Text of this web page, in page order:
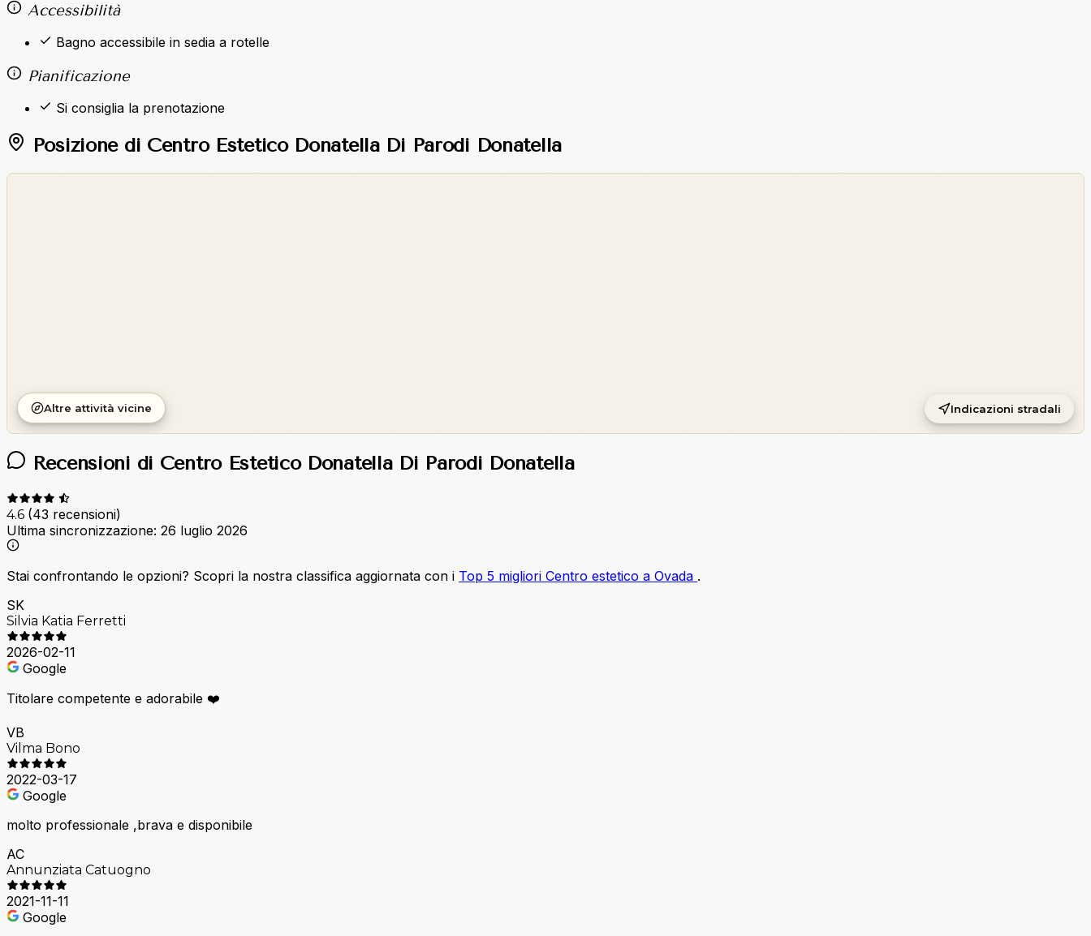
Accessibilità
Bagno accessibile in sedia a rotelle
Pianificazione
Si consiglia la prenotazione
Posizione di Centro Estetico Donatella Di Parodi Donatella
Altre attività vicine Indicazioni stradali
Recensioni di Centro Estetico Donatella Di Parodi Donatella
4.6 (43 recensioni)
Ultima sincronizzazione: 26 luglio 2026
Stai confrontando le opzioni? Scopri la nostra classifica aggiornata con i Top 5 migliori Centro estetico a Ovada .
SK
Silvia Katia Ferretti
2026-02-11
Google
Titolare competente e adorabile ❤️
VB
Vilma Bono
2022-03-17
Google
molto professionale ,brava e disponibile
AC
Annunziata Catuogno
2021-11-11
Google